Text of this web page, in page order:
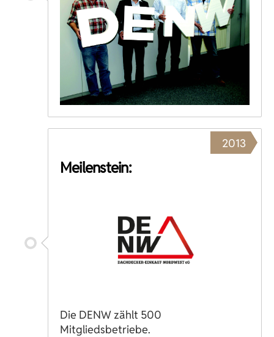
2013
Meilenstein:
Die DENW zählt 500
Mitgliedsbetriebe.